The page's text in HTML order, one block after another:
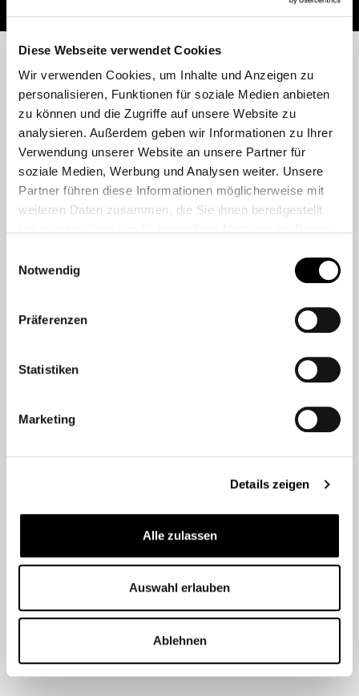
Diese Webseite verwendet Cookies
Wir verwenden Cookies, um Inhalte und Anzeigen zu
personalisieren, Funktionen für soziale Medien anbieten
zu können und die Zugriffe auf unsere Website zu
analysieren. Außerdem geben wir Informationen zu Ihrer
Verwendung unserer Website an unsere Partner für
soziale Medien, Werbung und Analysen weiter. Unsere
Partner führen diese Informationen möglicherweise mit
weiteren Daten zusammen, die Sie ihnen bereitgestellt
Notwendig
Präferenzen
Statistiken
Marketing
Details zeigen
Alle zulassen
Auswahl erlauben
Ablehnen
Projekt
rÜBERBLICK – Kulturaustausch
„rÜBERBLICK“ ist ein Projekt der Landesverbände
Freier Theater Mecklenburg-Vorpommern und
Verbandsarbeit im Hinblick auf Struktur, Kulturpolitik